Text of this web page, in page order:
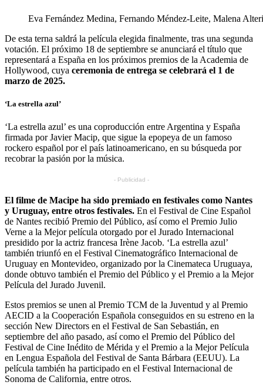
Eva Fernández Medina, Fernando Méndez-Leite, Malena
De esta terna saldrá la película elegida finalmente, tras una segunda
votación. El próximo 18 de septiembre se anunciará el título que
representará a España en los próximos premios de la Academia de
Hollywood, cuya ceremonia de entrega se celebrará el 1 de
marzo de 2025.
‘La estrella azul’
‘La estrella azul’ es una coproducción entre Argentina y España
firmada por Javier Macip, que sigue la epopeya de un famoso
rockero español por el país latinoamericano, en su búsqueda por
recobrar la pasión por la música.
- Publicidad -
El filme de Macipe ha sido premiado en festivales como Nantes
y Uruguay, entre otros festivales. En el Festival de Cine Español
de Nantes recibió Premio del Público, así como el Premio Julio
Verne a la Mejor película otorgado por el Jurado Internacional
presidido por la actriz francesa Irène Jacob. ‘La estrella azul’
también triunfó en el Festival Cinematográfico Internacional de
Uruguay en Montevideo, organizado por la Cinemateca Uruguaya,
donde obtuvo también el Premio del Público y el Premio a la Mejor
Película del Jurado Juvenil.
Estos premios se unen al Premio TCM de la Juventud y al Premio
AECID a la Cooperación Española conseguidos en su estreno en la
sección New Directors en el Festival de San Sebastián, en
septiembre del año pasado, así como el Premio del Público del
Festival de Cine Inédito de Mérida y el Premio a la Mejor Película
en Lengua Española del Festival de Santa Bárbara (EEUU). La
película también ha participado en el Festival Internacional de
Sonoma de California, entre otros.